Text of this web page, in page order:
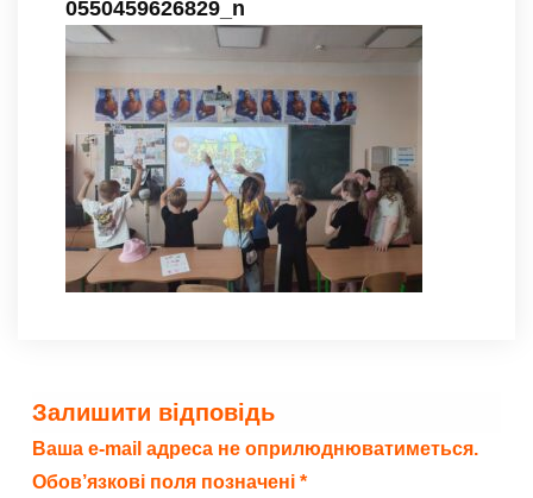
0550459626829_n
Залишити відповідь
Ваша e-mail адреса не оприлюднюватиметься.
Обов’язкові поля позначені *